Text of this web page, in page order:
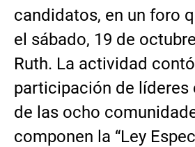
candidatos, en un foro
el sábado, 19 de
Ruth. La actividad
participación de
de las ocho
componen la “Ley